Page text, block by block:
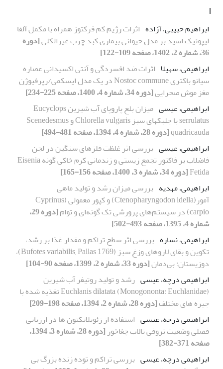
ا
ابراهیم حبیبی، آزاده اثرات رژیم کم فرکتوز همراه با مکمل آلفا
لیپوئیک اسید بر مدل حیوانی بیماری کبد چرب غیرالکلی[دوره
36، شماره 2، 1402، صفحه 109-122]
ابراهیمی، سهیلا اثرات ضد افسردگی و آنتی اکسیدانی عصاره
سیانو باکتری Nostoc commune در یک مدل ایسکمی/رپرفیوژن
مغز موش صحرایی[دوره 34، شماره 4، 1400، صفحه 225-234]
ابراهیمی، عیسی
میزان بلع پاروپای آب شیرین Eucyclops
serrulatus با جلبکهای سبز Chlorella vulgaris و Scenedesmus
quadricauda[دوره 28، شماره 4، 1394، صفحه 481-494]
ابراهیمی، عیسی بررسی اثر غلظت فلز‌های سنگین در لجن
فاضلاب بر فاکتور تجمع زیستی و زندمانی کرم خاکی گونه Eisenia
Fetida[دوره 34، شماره 3، 1400، صفحه 156-165]
ابراهیمی، مهدیه بررسی میزان رشد و تولید ماهی
آمور(Ctenopharyngodon idella) و کپور معمولی (Cyprinus
carpio) در سیستم‌های پرورشی تک گونه‌ای و توام
[دوره 29،
شماره 4، 1395، صفحه 493-502]
ابراهیمی، نساره بررسی اثر سطح تراکم و مقدار غذا بر رشد،
تکوین و بقای لاروهای وزغ سبز (Bufotes variabilis, Pallas 1769)،
دوزیستان: بی‌دمان[دوره 33، شماره 2، 1399، صفحه 90-104]
ابراهیمی درچه، عیسی رشد و تولید روتیفر آب شیرین
Euchlanis dilatata (Monogononta: Euchlanidae) تغذیه شده با
جیره های مختلف[دوره 28، شماره 2، 1394، صفحه 198-209]
ابراهیمی درچه، عیسی استفاده از زئوپلانکتون ها در ارزیابی
فصلی وضعیت تروفی تالاب چغاخور
[دوره 28، شماره 3، 1394،
صفحه 371-382]
ابراهیمی درچه، عیسی بررسی تراکم و توده زنده بزرگ بی